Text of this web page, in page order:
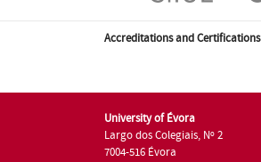
Accreditations and Certifications
University of Évora
Largo dos Colegiais, Nº 2
7004-516 Évora